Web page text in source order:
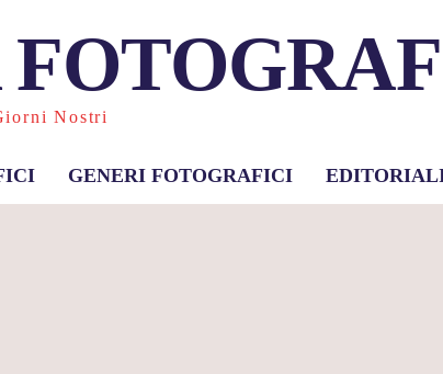
Nostri
GENERI FOTOGRAFICI